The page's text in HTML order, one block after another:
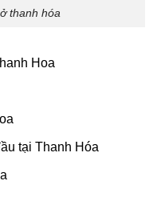
thanh hóa
Hoa
tại Thanh Hóa